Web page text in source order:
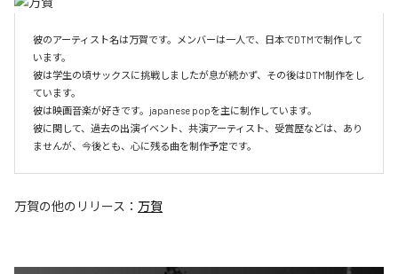
彼のアーティスト名は万賀です。メンバーは一人で、日本でDTMで制作して
います。
彼は学生の頃サックスに挑戦しましたが息が続かず、その後はDTM制作をし
ています。
彼は映画音楽が好きです。japanese popを主に制作しています。
彼に関して、過去の出演イベント、共演アーティスト、受賞歴などは、あり
ませんが、今後とも、心に残る曲を制作予定です。
万賀の他のリリース： 万賀